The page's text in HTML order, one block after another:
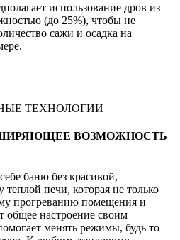
использование дров из
(до 25%), чтобы не
сажи и осадка на
ТЕХНОЛОГИИ
ВОЗМОЖНОСТЬ
баню без красивой,
печи, которая не только
прогреванию помещения и
общее настроение своим
менять режимы, будь то